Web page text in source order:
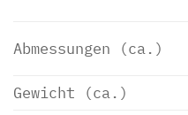
Abmessungen (ca.)
Gewicht (ca.)